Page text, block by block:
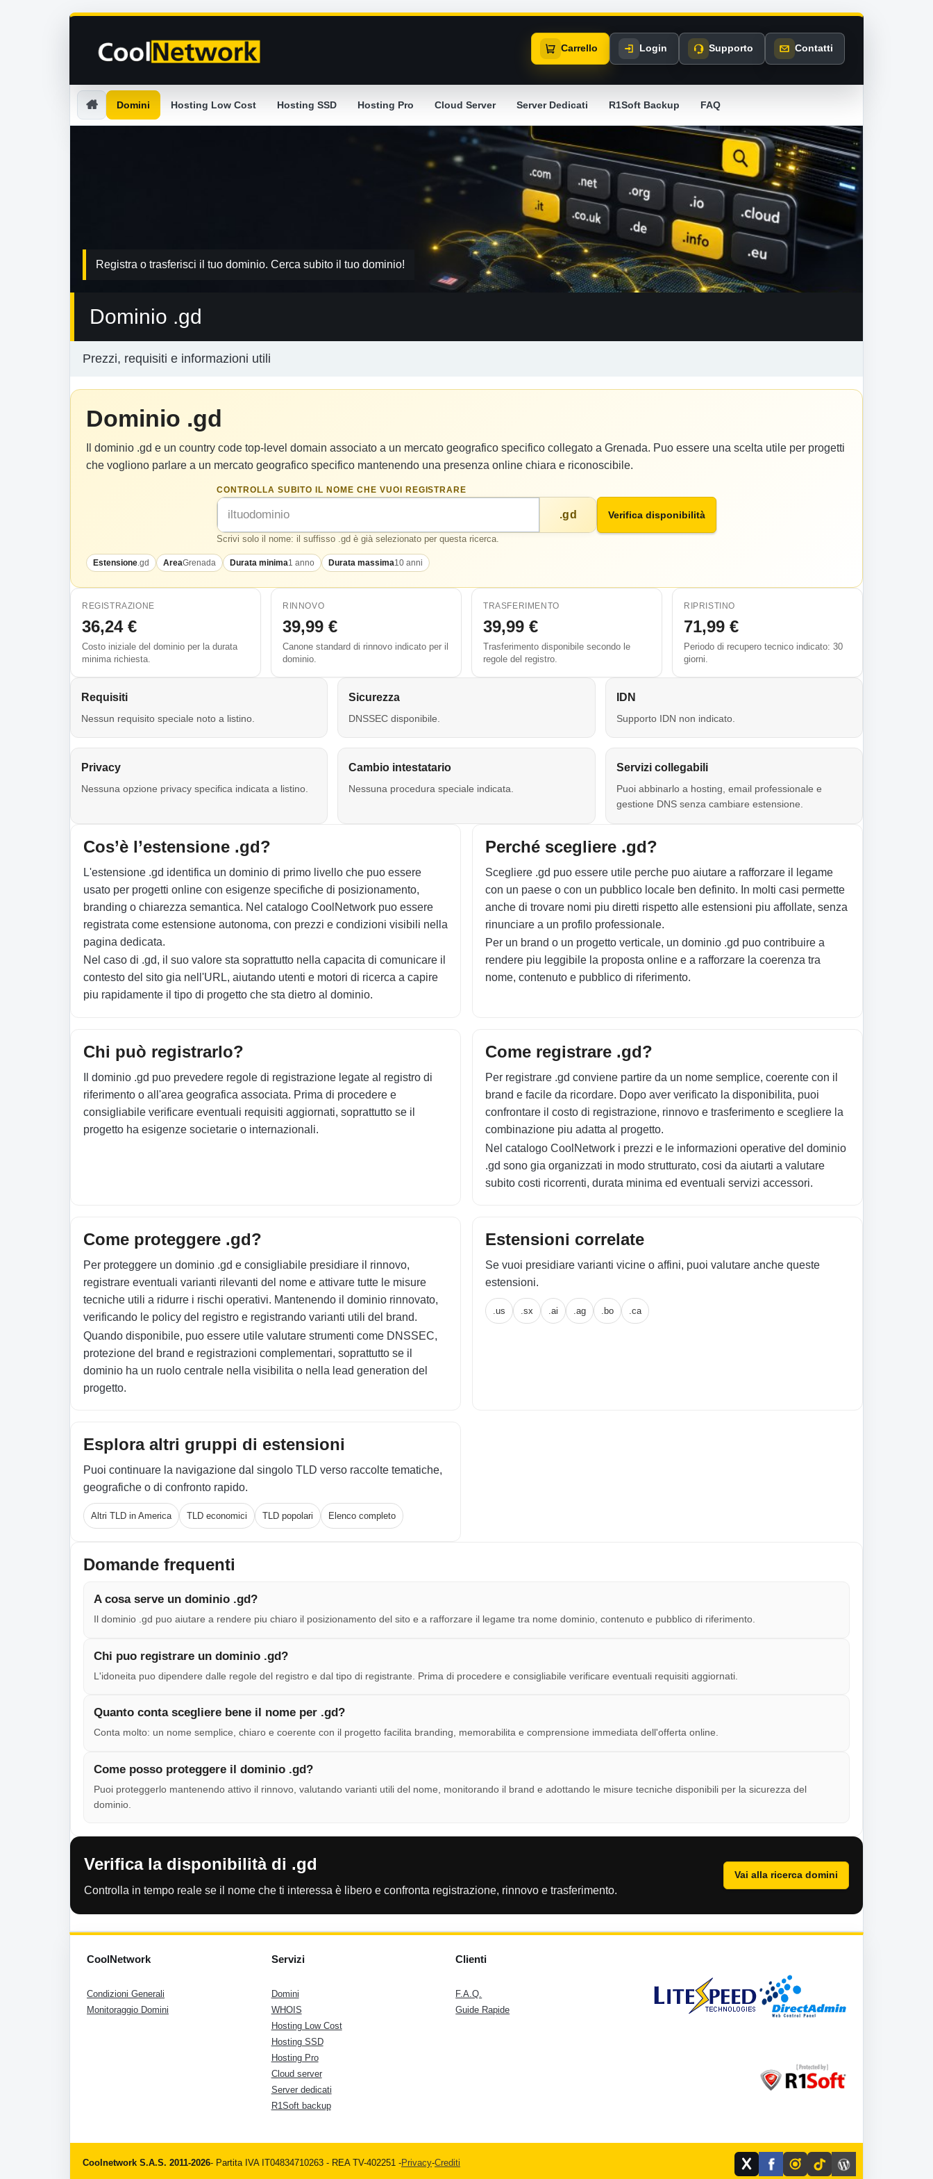
Carrello Login Supporto Contatti
Domini Hosting Low Cost Hosting SSD Hosting Pro Cloud Server Server Dedicati R1Soft Backup FAQ
Registra o trasferisci il tuo dominio. Cerca subito il tuo dominio!
Dominio .gd
Prezzi, requisiti e informazioni utili
Dominio .gd
Il dominio .gd e un country code top-level domain associato a un mercato geografico specifico collegato a Grenada. Puo essere una scelta utile per progetti
che vogliono parlare a un mercato geografico specifico mantenendo una presenza online chiara e riconoscibile.
CONTROLLA SUBITO IL NOME CHE VUOI REGISTRARE
.gd Verifica disponibilità
Scrivi solo il nome: il suffisso .gd è già selezionato per questa ricerca.
Estensione.gd AreaGrenada Durata minima1 anno Durata massima10 anni
REGISTRAZIONE
36,24 €
Costo iniziale del dominio per la durata
minima richiesta.
RINNOVO
39,99 €
Canone standard di rinnovo indicato per il
dominio.
TRASFERIMENTO
39,99 €
Trasferimento disponibile secondo le
regole del registro.
RIPRISTINO
71,99 €
Periodo di recupero tecnico indicato: 30
giorni.
Requisiti
Nessun requisito speciale noto a listino.
Sicurezza
DNSSEC disponibile.
IDN
Supporto IDN non indicato.
Privacy
Nessuna opzione privacy specifica indicata a listino.
Cambio intestatario
Nessuna procedura speciale indicata.
Servizi collegabili
Puoi abbinarlo a hosting, email professionale e
gestione DNS senza cambiare estensione.
Cos’è l’estensione .gd?
L'estensione .gd identifica un dominio di primo livello che puo essere
usato per progetti online con esigenze specifiche di posizionamento,
branding o chiarezza semantica. Nel catalogo CoolNetwork puo essere
registrata come estensione autonoma, con prezzi e condizioni visibili nella
pagina dedicata.
Nel caso di .gd, il suo valore sta soprattutto nella capacita di comunicare il
contesto del sito gia nell'URL, aiutando utenti e motori di ricerca a capire
piu rapidamente il tipo di progetto che sta dietro al dominio.
Perché scegliere .gd?
Scegliere .gd puo essere utile perche puo aiutare a rafforzare il legame
con un paese o con un pubblico locale ben definito. In molti casi permette
anche di trovare nomi piu diretti rispetto alle estensioni piu affollate, senza
rinunciare a un profilo professionale.
Per un brand o un progetto verticale, un dominio .gd puo contribuire a
rendere piu leggibile la proposta online e a rafforzare la coerenza tra
nome, contenuto e pubblico di riferimento.
Chi può registrarlo?
Il dominio .gd puo prevedere regole di registrazione legate al registro di
riferimento o all'area geografica associata. Prima di procedere e
consigliabile verificare eventuali requisiti aggiornati, soprattutto se il
progetto ha esigenze societarie o internazionali.
Come registrare .gd?
Per registrare .gd conviene partire da un nome semplice, coerente con il
brand e facile da ricordare. Dopo aver verificato la disponibilita, puoi
confrontare il costo di registrazione, rinnovo e trasferimento e scegliere la
combinazione piu adatta al progetto.
Nel catalogo CoolNetwork i prezzi e le informazioni operative del dominio
.gd sono gia organizzati in modo strutturato, cosi da aiutarti a valutare
subito costi ricorrenti, durata minima ed eventuali servizi accessori.
Come proteggere .gd?
Per proteggere un dominio .gd e consigliabile presidiare il rinnovo,
registrare eventuali varianti rilevanti del nome e attivare tutte le misure
tecniche utili a ridurre i rischi operativi. Mantenendo il dominio rinnovato,
verificando le policy del registro e registrando varianti utili del brand.
Quando disponibile, puo essere utile valutare strumenti come DNSSEC,
protezione del brand e registrazioni complementari, soprattutto se il
dominio ha un ruolo centrale nella visibilita o nella lead generation del
progetto.
Estensioni correlate
Se vuoi presidiare varianti vicine o affini, puoi valutare anche queste
estensioni.
.us .sx .ai .ag .bo .ca
Esplora altri gruppi di estensioni
Puoi continuare la navigazione dal singolo TLD verso raccolte tematiche,
geografiche o di confronto rapido.
Altri TLD in America TLD economici TLD popolari Elenco completo
Domande frequenti
A cosa serve un dominio .gd?
Il dominio .gd puo aiutare a rendere piu chiaro il posizionamento del sito e a rafforzare il legame tra nome dominio, contenuto e pubblico di riferimento.
Chi puo registrare un dominio .gd?
L'idoneita puo dipendere dalle regole del registro e dal tipo di registrante. Prima di procedere e consigliabile verificare eventuali requisiti aggiornati.
Quanto conta scegliere bene il nome per .gd?
Conta molto: un nome semplice, chiaro e coerente con il progetto facilita branding, memorabilita e comprensione immediata dell'offerta online.
Come posso proteggere il dominio .gd?
Puoi proteggerlo mantenendo attivo il rinnovo, valutando varianti utili del nome, monitorando il brand e adottando le misure tecniche disponibili per la sicurezza del
dominio.
Verifica la disponibilità di .gd
Controlla in tempo reale se il nome che ti interessa è libero e confronta registrazione, rinnovo e trasferimento.
Vai alla ricerca domini
CoolNetwork
Condizioni Generali
Monitoraggio Domini
Servizi
Domini
WHOIS
Hosting Low Cost
Hosting SSD
Hosting Pro
Cloud server
Server dedicati
R1Soft backup
Clienti
F.A.Q.
Guide Rapide
Coolnetwork S.A.S. 2011-2026- Partita IVA IT04834710263 - REA TV-402251 -Privacy-Crediti